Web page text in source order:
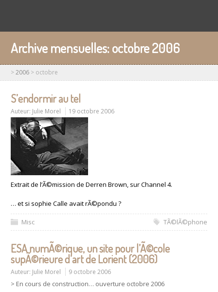
Archive mensuelles:octobre 2006
>2006 > octobre
S’endormir au tel
Auteur: Julie Morel 19 octobre 2006
Extrait de l’Ã©mission de Derren Brown, sur Channel 4.
… et si sophie Calle avait rÃ©pondu ?
Misc TÃ©lÃ©phone
ESA numÃ©rique, un site pour l’Ã©cole
supÃ©rieure d’art de Lorient (2006)
Auteur: Julie Morel 9 octobre 2006
> En cours de construction… ouverture octobre 2006